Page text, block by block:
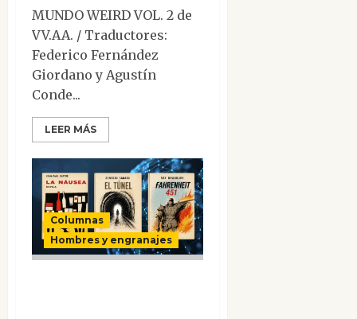
MUNDO WEIRD VOL. 2 de
VV.AA. / Traductores:
Federico Fernández
Giordano y Agustín
Conde...
LEER MÁS
Columnas
Hombres y engranajes